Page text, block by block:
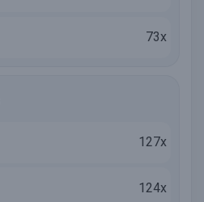
73x
127x
124x